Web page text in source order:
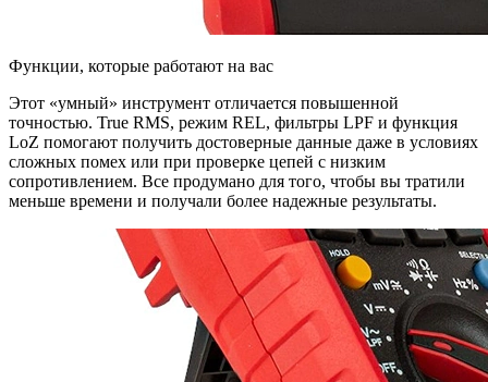
Функции, которые работают на вас
Этот «умный» инструмент отличается повышенной
точностью. True RMS, режим REL, фильтры LPF и функция
LoZ помогают получить достоверные данные даже в условиях
сложных помех или при проверке цепей с низким
сопротивлением. Все продумано для того, чтобы вы тратили
меньше времени и получали более надежные результаты.